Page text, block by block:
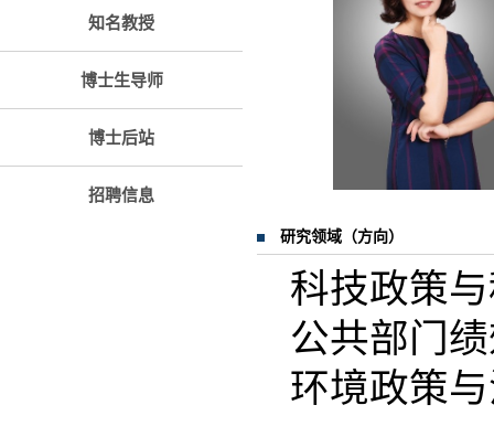
知名教授
博士生导师
博士后站
招聘信息
研究领域（方向）
科技政策
公共部门
环境政策